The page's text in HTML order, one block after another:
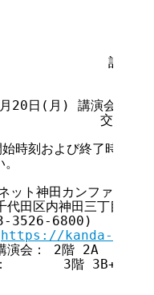
記
日(月) 講演会
交流会
時刻および終了時刻は
神田カンファレンス
区内神田三丁目6番2
3526-6800)
https://kanda-c.jp/
会： 2階 2A
3階 3B+3C